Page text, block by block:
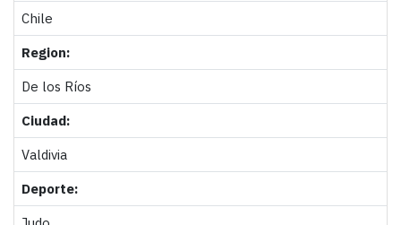
Chile
Region:
De los Ríos
Ciudad:
Valdivia
Deporte: